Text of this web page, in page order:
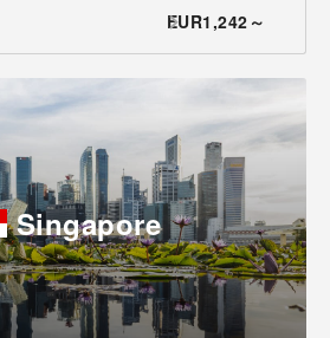
EUR1,242～
Singapore